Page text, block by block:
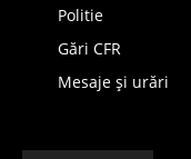
Politie
Gări CFR
Mesaje și urări